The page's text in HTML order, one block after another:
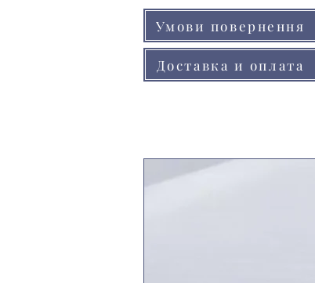
Умови повернення
Доставка и оплата